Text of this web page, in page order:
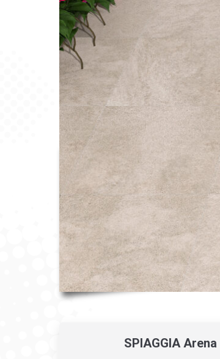
SPIAGGIA Arena